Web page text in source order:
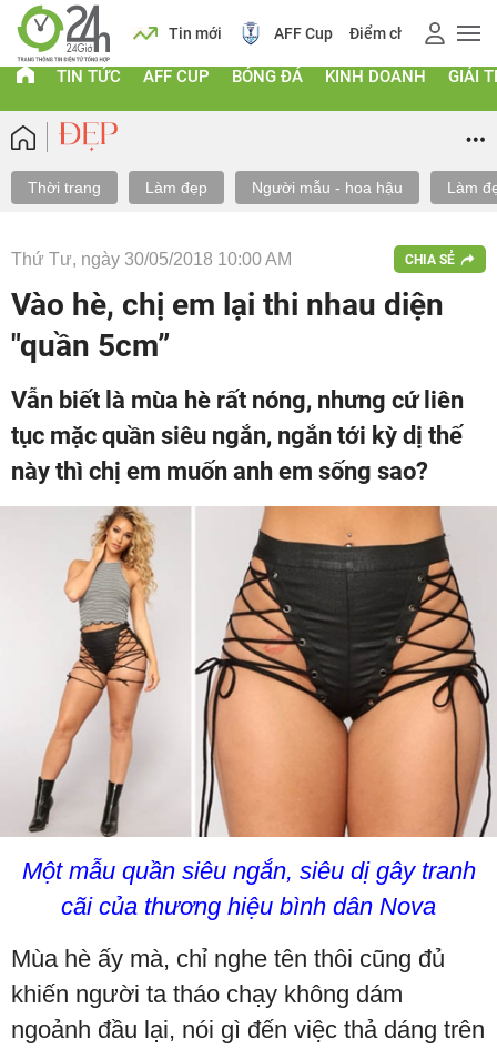
Tin mới AFF Cup Điểm chuẩn 2026 Giá vàng
TIN TỨC AFF CUP BÓNG ĐÁ KINH DOANH GIẢI
Thời trang Làm đẹp Người mẫu - hoa hậu Làm
Thứ Tư, ngày 30/05/2018 10:00 AM CHIA SẺ
Vào hè, chị em lại thi nhau diện
"quần 5cm”
Vẫn biết là mùa hè rất nóng, nhưng cứ liên
tục mặc quần siêu ngắn, ngắn tới kỳ dị thế
này thì chị em muốn anh em sống sao?
Một mẫu quần siêu ngắn, siêu dị gây tranh
cãi của thương hiệu bình dân Nova
Mùa hè ấy mà, chỉ nghe tên thôi cũng đủ
khiến người ta tháo chạy không dám
ngoảnh đầu lại, nói gì đến việc thả dáng trên